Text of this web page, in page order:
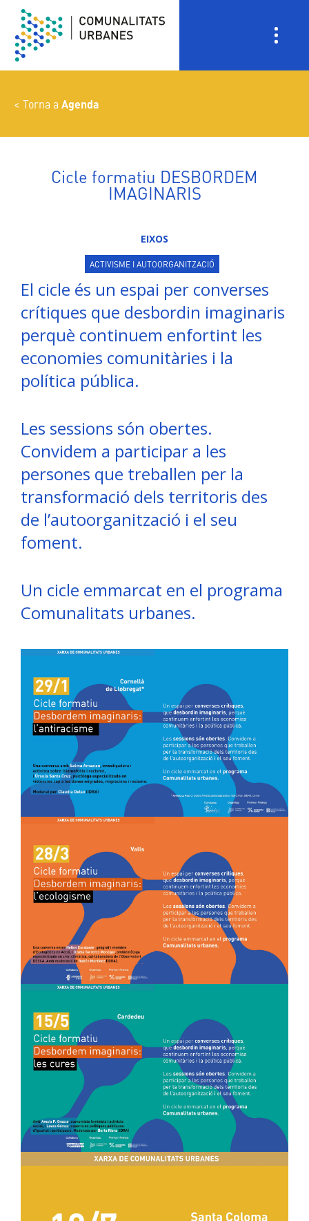
contingut
Torna a Agenda
Cicle formatiu DESBORDEM
IMAGINARIS
EIXOS
ACTIVISME I AUTOORGANITZACIÓ
El cicle és un espai per converses
crítiques que desbordin imaginaris
perquè continuem enfortint les
economies comunitàries i la
política pública.
Les sessions són obertes.
Convidem a participar a les
persones que treballen per la
transformació dels territoris des
de l’autoorganització i el seu
foment.
Un cicle emmarcat en el programa
Comunalitats urbanes.